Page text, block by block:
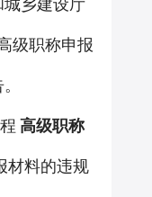
城乡建设厅
级职称申报
高级职称
材料的违规